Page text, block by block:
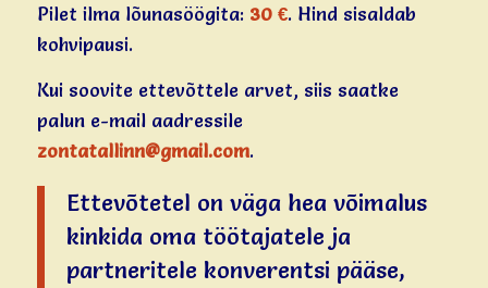
Pilet ilma lõunasöögita: 30 €. Hind sisaldab
kohvipausi.
Kui soovite ettevõttele arvet, siis saatke
palun e-mail aadressile
zontatallinn@gmail.com.
Ettevõtetel on väga hea võimalus
kinkida oma töötajatele ja
partneritele konverentsi pääse,